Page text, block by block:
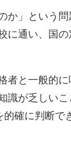
か」という
に通い、国
者と一般的
識が乏しい
確に判断で